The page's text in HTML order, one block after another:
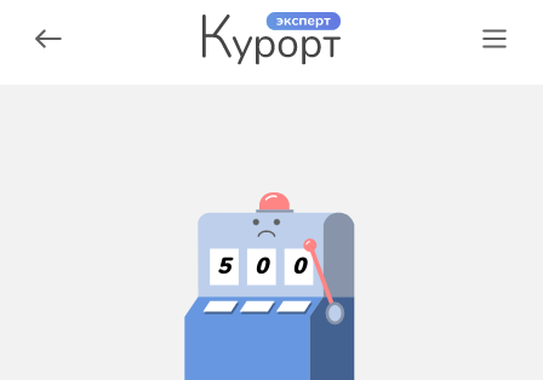
5 0 0